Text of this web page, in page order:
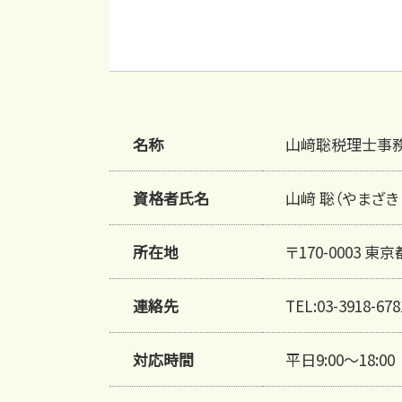
名称 山﨑聡税理士事
資格者氏名 山﨑 聡（やまざき
所在地 〒170-0003 東
連絡先 TEL:03-3918-
対応時間 平日9:00～18:00